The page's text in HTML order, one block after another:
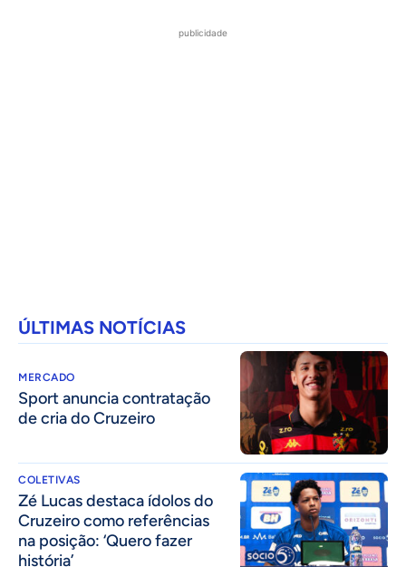
publicidade
ÚLTIMAS NOTÍCIAS
MERCADO
Sport anuncia contratação
de cria do Cruzeiro
COLETIVAS
Zé Lucas destaca ídolos do
Cruzeiro como referências
na posição: ‘Quero fazer
história’